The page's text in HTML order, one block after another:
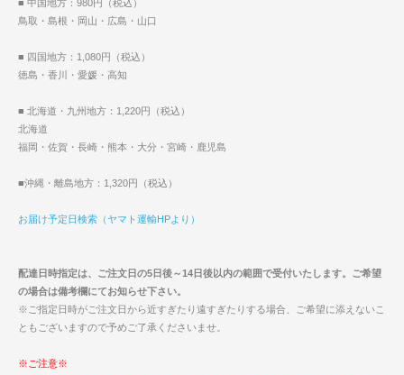
■ 中国地方：980円（税込）
鳥取・島根・岡山・広島・山口
■ 四国地方：1,080円（税込）
徳島・香川・愛媛・高知
■ 北海道・九州地方：1,220円（税込）
北海道
福岡・佐賀・長崎・熊本・大分・宮崎・鹿児島
■沖縄・離島地方：1,320円（税込）
お届け予定日検索（ヤマト運輸HPより）
配達日時指定は、ご注文日の5日後～14日後以内の範囲で受付いたします。ご希望
の場合は備考欄にてお知らせ下さい。
※ご指定日時がご注文日から近すぎたり遠すぎたりする場合、ご希望に添えないこ
ともございますので予めご了承くださいませ。
※ご注意※